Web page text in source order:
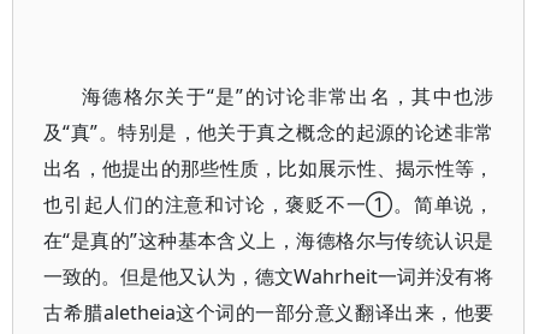
海德格尔关于“是”的讨论非常出名，其中也涉
及“真”。特别是，他关于真之概念的起源的论述非常
出名，他提出的那些性质，比如展示性、揭示性等，
也引起人们的注意和讨论，褒贬不一①。简单说，
在“是真的”这种基本含义上，海德格尔与传统认识是
一致的。但是他又认为，德文Wahrheit一词并没有将
古希腊aletheia这个词的一部分意义翻译出来，他要